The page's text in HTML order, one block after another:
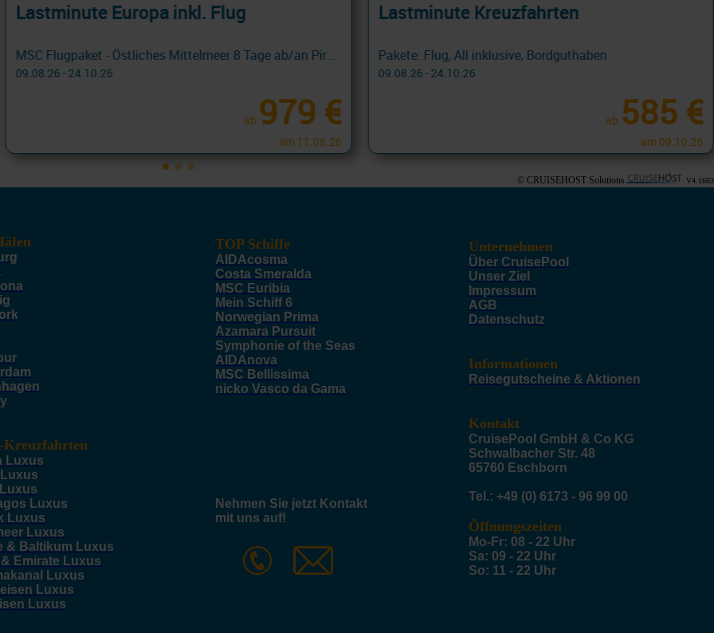
Lastminute Kreuzfahrten
Pakete: Flug, All inklusive, Bordguthaben
09.08.26 - 24.10.26
ab 585 €
am 09.10.26
Lastminute Kreuzfahrten
Fernziele
09.08.26 - 25.10.26
ab 260 €
am 04.10.26
© CRUISEHOST Solutions V4.1663
Kreuzfahrten
Luxus
Luxus
Luxus
Luxus
& Baltikum Luxus
Emirate Luxus
Luxus
Luxus
Luxus
TOP Schiffe
AIDAcosma
Costa Smeralda
MSC Euribia
Mein Schiff 6
Norwegian Prima
Azamara Pursuit
Symphonie of the Seas
AIDAnova
MSC Bellissima
nicko Vasco da Gama
Nehmen Sie jetzt Kontakt
mit uns auf!
Unternehmen
Über CruisePool
Unser Ziel
Impressum
AGB
Datenschutz
Informationen
Reisegutscheine & Aktionen
Kontakt
CruisePool GmbH & Co KG
Schwalbacher Str. 48
65760 Eschborn
Tel.: +49 (0) 6173 - 96 99 00
Öffnungszeiten
Mo-Fr: 08 - 22 Uhr
Sa: 09 - 22 Uhr
So: 11 - 22 Uhr